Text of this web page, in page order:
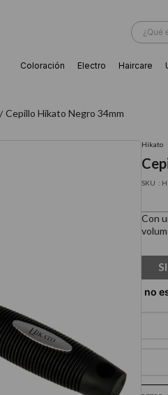
¿Qué
Coloración Electro Haircare
Cepillo Hikato Negro 34mm
Hikato
:
Con
10. protector térmico